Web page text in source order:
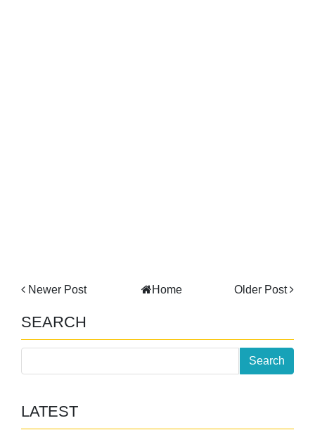
Newer Post Older Post
Home
SEARCH
LATEST